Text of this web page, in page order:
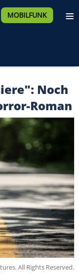
MOBILFUNK
Noch
Roman
All Rights Reserved.